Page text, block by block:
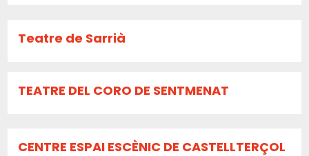
Teatre de Sarrià
TEATRE DEL CORO DE SENTMENAT
CENTRE ESPAI ESCÈNIC DE CASTELLTERÇOL